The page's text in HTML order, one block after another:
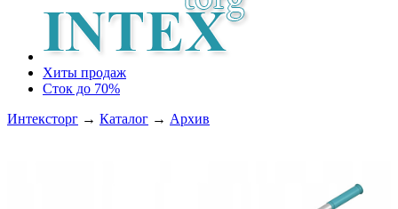
Хиты продаж
Сток до 70%
Интексторг → Каталог → Архив